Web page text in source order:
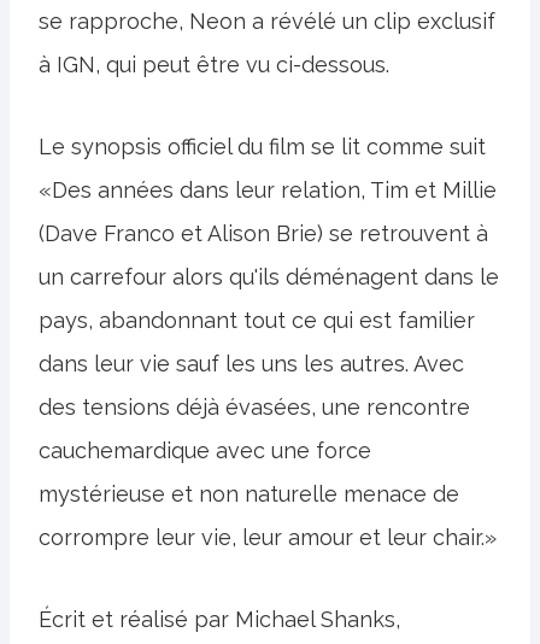
se rapproche, Neon a révélé un clip exclusif
à IGN, qui peut être vu ci-dessous.
Le synopsis officiel du film se lit comme suit
«Des années dans leur relation, Tim et Millie
(Dave Franco et Alison Brie) se retrouvent à
un carrefour alors qu'ils déménagent dans le
pays, abandonnant tout ce qui est familier
dans leur vie sauf les uns les autres. Avec
des tensions déjà évasées, une rencontre
cauchemardique avec une force
mystérieuse et non naturelle menace de
corrompre leur vie, leur amour et leur chair.»
Écrit et réalisé par Michael Shanks,